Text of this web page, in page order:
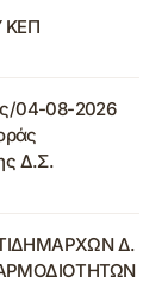
ΚΕΠ
04-08-2026
Δ.Σ.
Δ.